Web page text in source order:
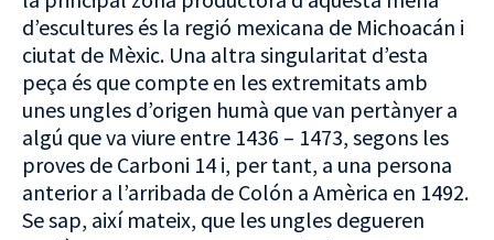
d’escultures és la regió mexicana de Michoacán i
ciutat de Mèxic. Una altra singularitat d’esta
peça és que compte en les extremitats amb
unes ungles d’origen humà que van pertànyer a
algú que va viure entre 1436 – 1473, segons les
proves de Carboni 14 i, per tant, a una persona
anterior a l’arribada de Colón a Amèrica en 1492.
Se sap, així mateix, que les ungles degueren